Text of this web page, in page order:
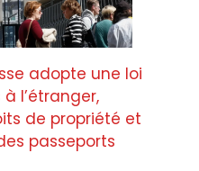
adopte une loi
l’étranger,
de propriété et
passeports